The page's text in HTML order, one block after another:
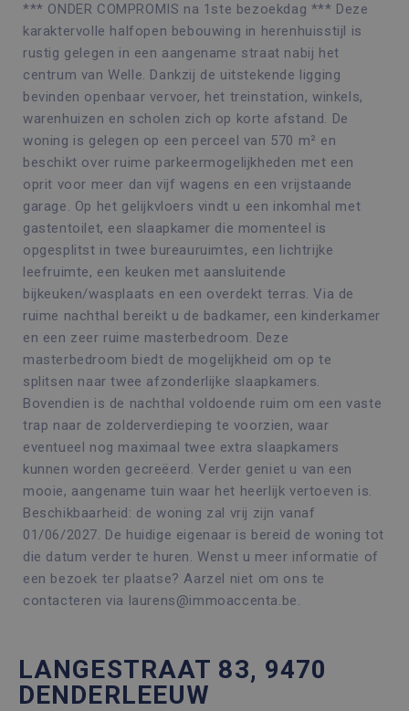
*** ONDER COMPROMIS na 1ste bezoekdag *** Deze
karaktervolle halfopen bebouwing in herenhuisstijl is
rustig gelegen in een aangename straat nabij het
centrum van Welle. Dankzij de uitstekende ligging
bevinden openbaar vervoer, het treinstation, winkels,
warenhuizen en scholen zich op korte afstand. De
woning is gelegen op een perceel van 570 m² en
beschikt over ruime parkeermogelijkheden met een
oprit voor meer dan vijf wagens en een vrijstaande
garage. Op het gelijkvloers vindt u een inkomhal met
gastentoilet, een slaapkamer die momenteel is
opgesplitst in twee bureauruimtes, een lichtrijke
leefruimte, een keuken met aansluitende
bijkeuken/wasplaats en een overdekt terras. Via de
ruime nachthal bereikt u de badkamer, een kinderkamer
en een zeer ruime masterbedroom. Deze
masterbedroom biedt de mogelijkheid om op te
splitsen naar twee afzonderlijke slaapkamers.
Bovendien is de nachthal voldoende ruim om een vaste
trap naar de zolderverdieping te voorzien, waar
eventueel nog maximaal twee extra slaapkamers
kunnen worden gecreëerd. Verder geniet u van een
mooie, aangename tuin waar het heerlijk vertoeven is.
Beschikbaarheid: de woning zal vrij zijn vanaf
01/06/2027. De huidige eigenaar is bereid de woning tot
die datum verder te huren. Wenst u meer informatie of
een bezoek ter plaatse? Aarzel niet om ons te
contacteren via laurens@immoaccenta.be.
LANGESTRAAT 83, 9470
DENDERLEEUW